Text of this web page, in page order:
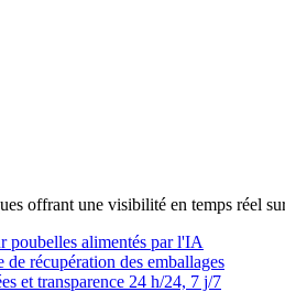
offrant une visibilité en temps réel
poubelles alimentés par l'IA
récupération des emballages
et transparence 24 h/24, 7 j/7